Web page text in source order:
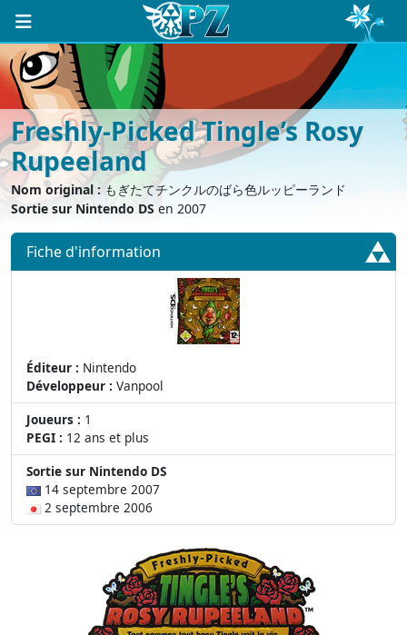
Freshly-Picked Tingle’s Rosy
Rupeeland
Nom original : もぎたてチンクルのばら色ルッピーランド
Sortie sur Nintendo DS en 2007
Fiche d'information
Éditeur : Nintendo
Développeur : Vanpool
Joueurs : 1
PEGI : 12 ans et plus
Sortie sur Nintendo DS
14 septembre 2007
2 septembre 2006